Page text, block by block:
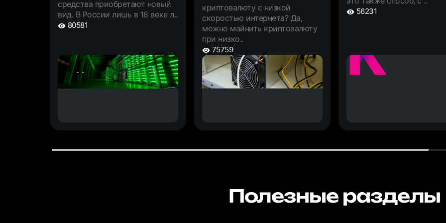
средства приобретают новый
вид. В России лишь в 18 веке л..
80581
криптовалюту с низкой
скоростью интернета? Да,
можно майнить криптовалюту
при низко..
75759
56231
Полезные разделы